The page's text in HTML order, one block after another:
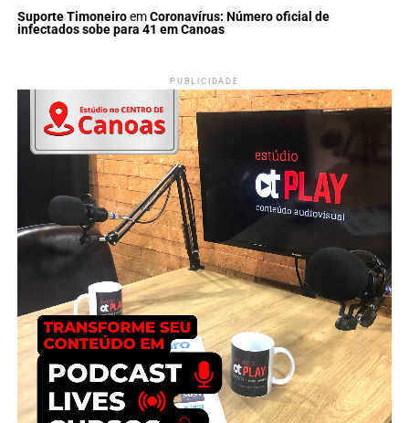
Suporte TimoneiroemCoronavírus: Número oficial de
infectados sobe para 41 em Canoas
PUBLICIDADE